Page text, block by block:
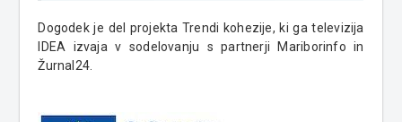
Dogodek je del projekta Trendi kohezije, ki ga televizija
IDEA izvaja v sodelovanju s partnerji Mariborinfo in
Žurnal24.